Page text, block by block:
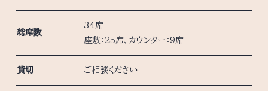
総席数
34席
座敷：25席、カウンター：9席
貸切 ご相談ください